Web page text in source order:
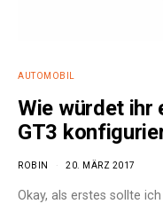
AUTOMOBIL
Wie würdet ihr
GT3
ROBIN 20. MÄRZ 2017
Okay, als erstes sollte